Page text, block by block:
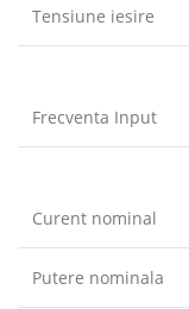
Tensiune iesire
Frecventa Input
Curent nominal
Putere nominala